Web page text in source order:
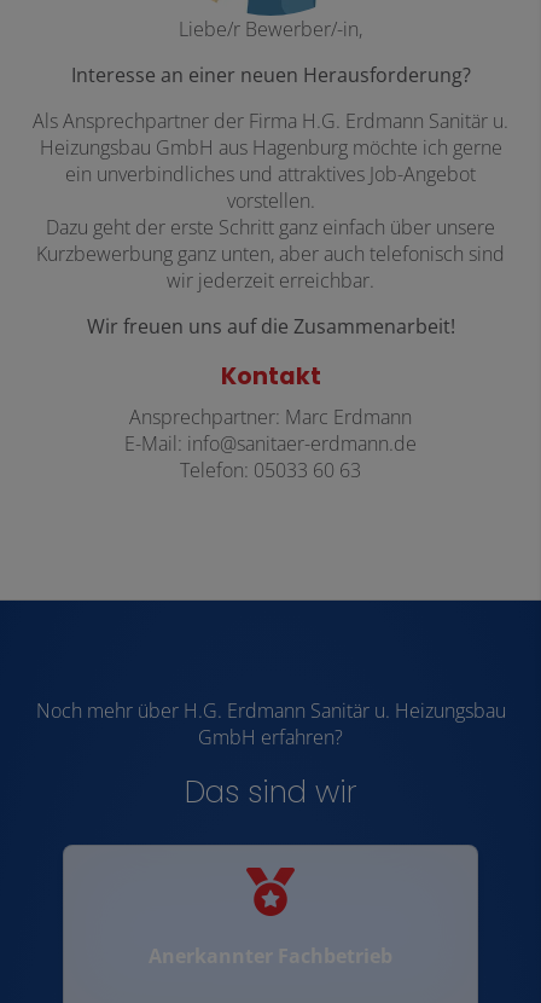
Liebe/r Bewerber/-in,
Interesse an einer neuen Herausforderung?
Als Ansprechpartner der Firma H.G. Erdmann Sanitär u.
Heizungsbau GmbH aus Hagenburg möchte ich gerne
ein unverbindliches und attraktives Job-Angebot
vorstellen.
Dazu geht der erste Schritt ganz einfach über unsere
Kurzbewerbung ganz unten, aber auch telefonisch sind
wir jederzeit erreichbar.
Wir freuen uns auf die Zusammenarbeit!
Kontakt
Ansprechpartner: Marc Erdmann
E-Mail: info@sanitaer-erdmann.de
Telefon: 05033 60 63
Noch mehr über H.G. Erdmann Sanitär u. Heizungsbau
GmbH erfahren?
Das sind wir
Anerkannter Fachbetrieb